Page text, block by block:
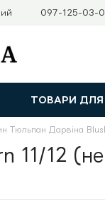
097-125-03-
ТОВАРИ
Тюльпан Дарвіна
11/12